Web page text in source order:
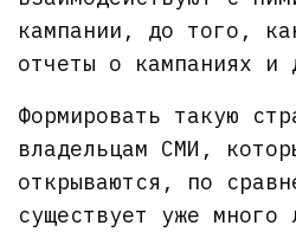
кампании, до того,
отчеты о кампаниях и
Формировать такую
владельцам СМИ,
открываются, по
существует уже много